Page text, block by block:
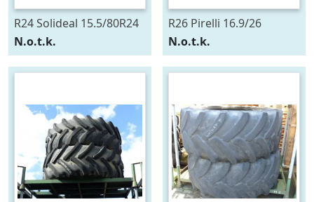
R24 Solideal 15.5/80R24
N.o.t.k.
R26 Pirelli 16.9/26
N.o.t.k.